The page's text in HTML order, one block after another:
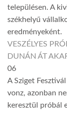
településen. A
székhelyű
eredményeként.
VESZÉLYES
DUNÁN ÁT
06
A Sziget
vonz, azonban
keresztül próbál